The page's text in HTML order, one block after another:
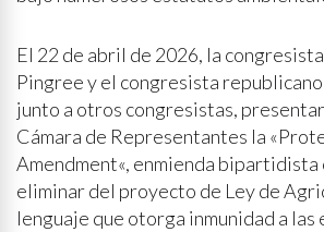
El 22 de abril de 2026, la
Pingree y el congresista
junto a otros congresistas,
Cámara de Representantes la
Amendment«, enmienda
eliminar del proyecto de Ley de
lenguaje que otorga inmunidad a las